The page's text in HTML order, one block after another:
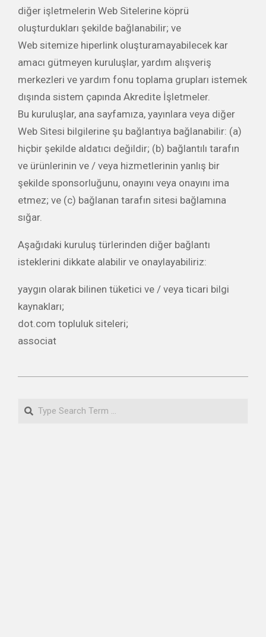
diğer işletmelerin Web Sitelerine köprü
oluşturdukları şekilde bağlanabilir; ve
Web sitemize hiperlink oluşturamayabilecek kar
amacı gütmeyen kuruluşlar, yardım alışveriş
merkezleri ve yardım fonu toplama grupları istemek
dışında sistem çapında Akredite İşletmeler.
Bu kuruluşlar, ana sayfamıza, yayınlara veya diğer
Web Sitesi bilgilerine şu bağlantıya bağlanabilir: (a)
hiçbir şekilde aldatıcı değildir; (b) bağlantılı tarafın
ve ürünlerinin ve / veya hizmetlerinin yanlış bir
şekilde sponsorluğunu, onayını veya onayını ima
etmez; ve (c) bağlanan tarafın sitesi bağlamına
sığar.
Aşağıdaki kuruluş türlerinden diğer bağlantı
isteklerini dikkate alabilir ve onaylayabiliriz:
yaygın olarak bilinen tüketici ve / veya ticari bilgi
kaynakları;
dot.com topluluk siteleri;
associat
18
Search